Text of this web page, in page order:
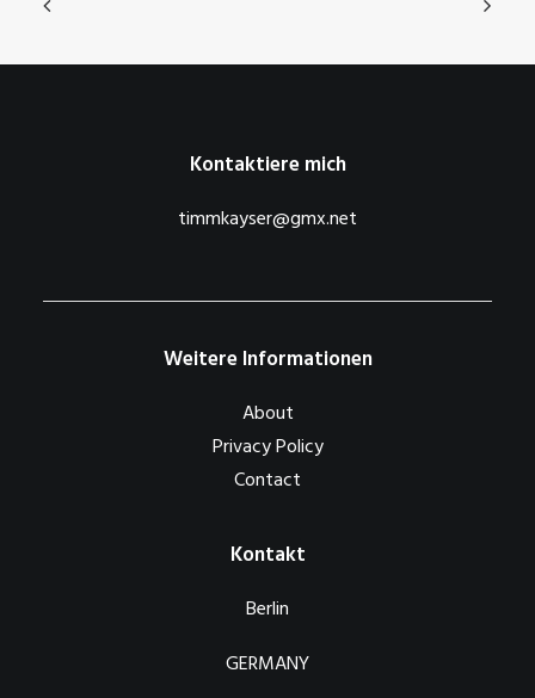
Kontaktiere mich
timmkayser@gmx.net
Weitere Informationen
About
Privacy Policy
Contact
Kontakt
Berlin
GERMANY